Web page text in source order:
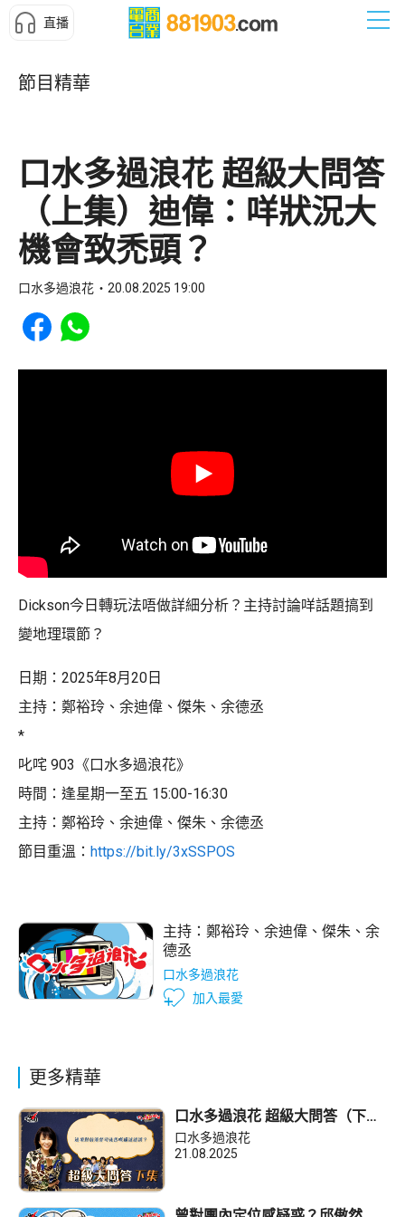
直播
節目精華
口水多過浪花 超級大問答
（上集）迪偉：咩狀況大
機會致禿頭？
口水多過浪花 20.08.2025 19:00
Share to Facebook
Share to WhatsApp
Dickson今日轉玩法唔做詳細分析？主持討論咩話題搞到
變地理環節？
日期：2025年8月20日
主持：鄭裕玲、余迪偉、傑朱、余德丞
*
叱咤 903《口水多過浪花》
時間：逢星期一至五 15:00-16:30
主持：鄭裕玲、余迪偉、傑朱、余德丞
節目重溫： https://bit.ly/3xSSPOS
主持： 鄭裕玲 、 余迪偉 、 傑朱 、 余
德丞
口水多過浪花
加入最愛
更多精華
口水多過浪花 超級大問答（下
集）Do姐：邊項對前港督司徒拔
嘅描述錯誤？
口水多過浪花
21.08.2025